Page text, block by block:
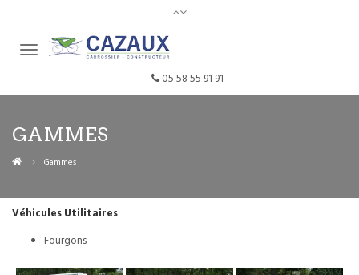
05 58 55 91 91
GAMMES
Gammes
Véhicules Utilitaires
Fourgons